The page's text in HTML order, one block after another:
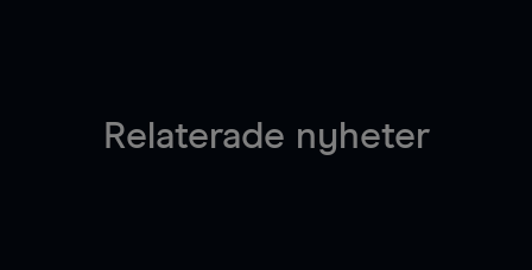
Relaterade nyheter